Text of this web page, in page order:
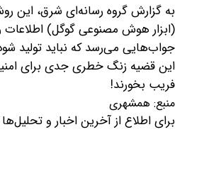
(ابزار هوش مصنوعی گوگل) اطلاعات
جواب‌هایی می‌رسد که نباید تولید
این قضیه زنگ خطری جدی برای
فریب بخورند!
منبع: همشهری
برای اطلاع از آخرین اخبار و